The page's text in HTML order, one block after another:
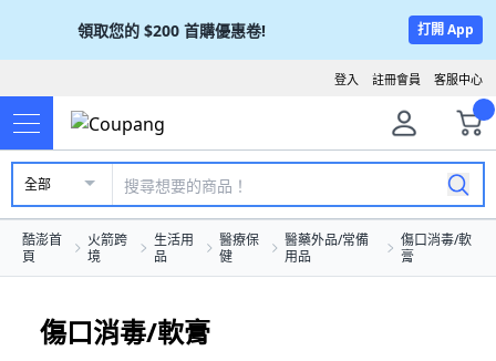
領取您的 $200 首購優惠卷! 打開 App
客服中心
註冊會員
登入
全部
酷澎首
頁
火箭跨
境
生活用
品
醫療保
健
醫藥外品/常備
用品
傷口消毒/軟
膏
傷口消毒/軟膏